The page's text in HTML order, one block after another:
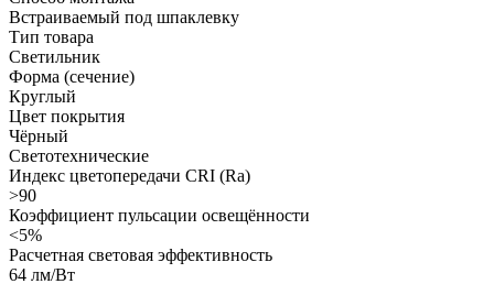
Встраиваемый под шпаклевку
Тип товара
Светильник
Форма (сечение)
Круглый
Цвет покрытия
Чёрный
Светотехнические
Индекс цветопередачи CRI (Ra)
>90
Коэффициент пульсации освещённости
<5%
Расчетная световая эффективность
64 лм/Вт